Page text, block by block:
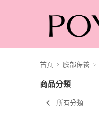
首頁 臉部保養
商品分類
所有分類